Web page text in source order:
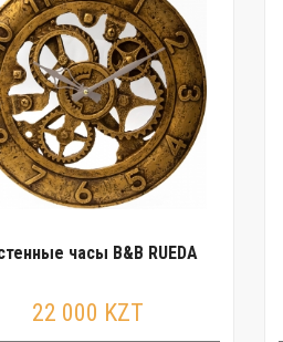
часы B&B RUEDA
22 000 KZT